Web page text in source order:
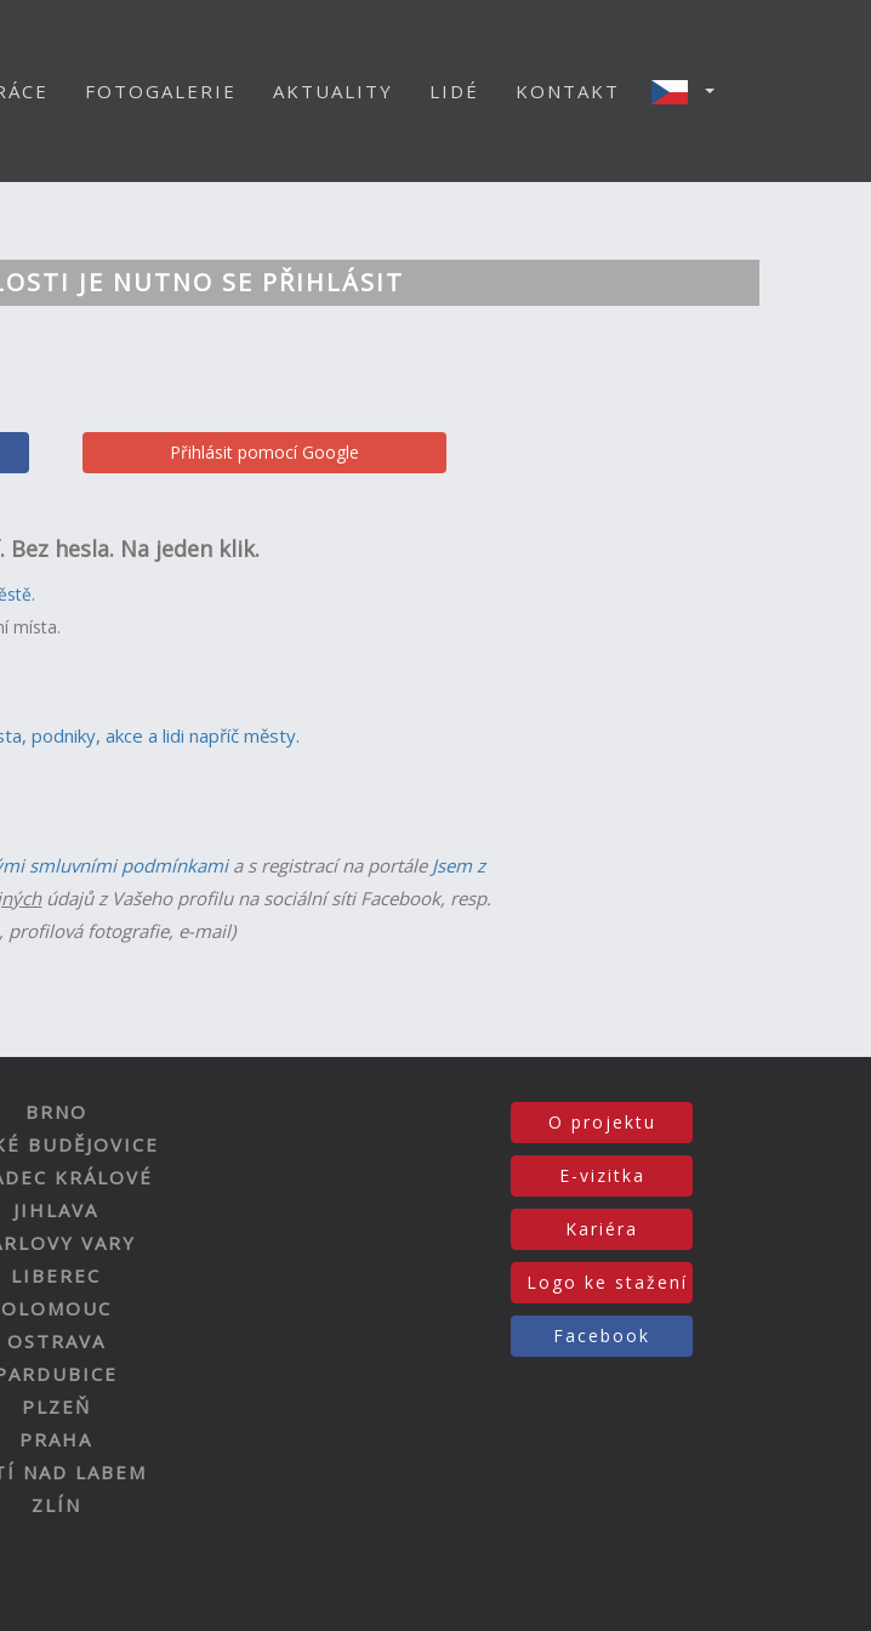
FOTOGALERIE AKTUALITY LIDÉ KONTAKT
JE NUTNO SE PŘIHLÁSIT
Přihlásit pomocí Google
Bez hesla. Na jeden klik.
místa.
podniky, akce a lidi napříč městy.
smluvními podmínkamia s registrací na portále Jsem z
údajů z Vašeho profilu na sociální síti Facebook, resp.
profilová fotografie, e-mail)
BRNO
BUDĚJOVICE
KRÁLOVÉ
JIHLAVA
VARY
LIBEREC
OLOMOUC
OSTRAVA
PLZEŇ
PRAHA
NAD LABEM
ZLÍN
O projektu
E-vizitka
Kariéra
Logo ke stažení
Facebook